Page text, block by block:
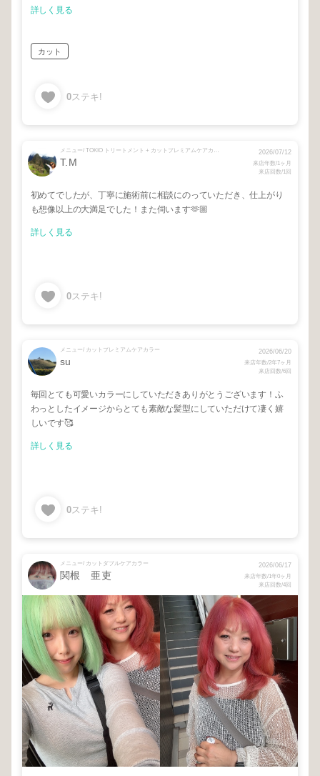
詳しく見る
カット
0ステキ!
メニュー/ TOKIO トリートメント + カットプレミアムケアカラー
T.M
2026/07/12
来店年数/1ヶ月
来店回数/1回
初めてでしたが、丁寧に施術前に相談にのっていただき、仕上がり
も想像以上の大満足でした！また伺います🫶🏼
詳しく見る
0ステキ!
メニュー/ カットプレミアムケアカラー
su
2026/06/20
来店年数/2年7ヶ月
来店回数/6回
毎回とても可愛いカラーにしていただきありがとうございます！ふ
わっとしたイメージからとても素敵な髪型にしていただけて凄く嬉
しいです🥰
詳しく見る
0ステキ!
メニュー/ カットダブルケアカラー
関根 亜吏
2026/06/17
来店年数/1年0ヶ月
来店回数/4回